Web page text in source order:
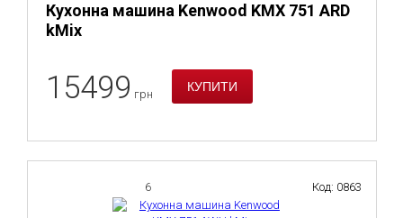
Кухонна машина Kenwood KMX 751 ARD
kMix
15499 грн
6 Код: 0863